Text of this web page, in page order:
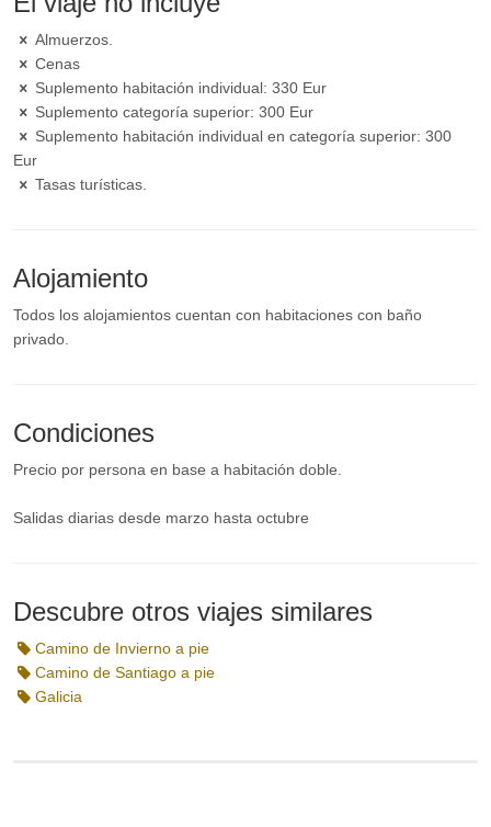
Almuerzos.
Cenas
Suplemento habitación individual: 330 Eur
Suplemento categoría superior: 300 Eur
Suplemento habitación individual en categoría superior: 300
Eur
Tasas turísticas.
Alojamiento
Todos los alojamientos cuentan con habitaciones con baño
privado.
Condiciones
Precio por persona en base a habitación doble.
Salidas diarias desde marzo hasta octubre
Descubre otros viajes similares
Camino de Invierno a pie
Camino de Santiago a pie
Galicia